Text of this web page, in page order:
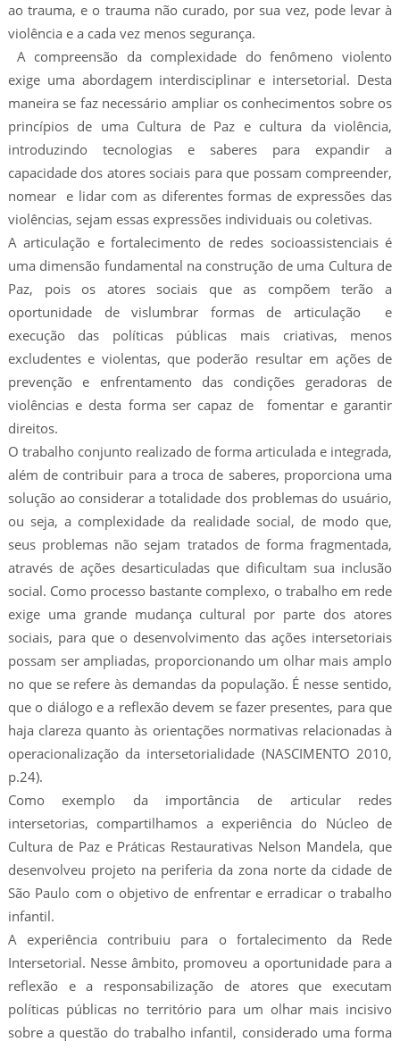
ao trauma, e o trauma não curado, por sua vez, pode levar à
violência e a cada vez menos segurança.
A compreensão da complexidade do fenômeno violento
exige uma abordagem interdisciplinar e intersetorial. Desta
maneira se faz necessário ampliar os conhecimentos sobre os
princípios de uma Cultura de Paz e cultura da violência,
introduzindo tecnologias e saberes para expandir a
capacidade dos atores sociais para que possam compreender,
nomear e lidar com as diferentes formas de expressões das
violências, sejam essas expressões individuais ou coletivas.
A articulação e fortalecimento de redes socioassistenciais é
uma dimensão fundamental na construção de uma Cultura de
Paz, pois os atores sociais que as compõem terão a
oportunidade de vislumbrar formas de articulação e
execução das políticas públicas mais criativas, menos
excludentes e violentas, que poderão resultar em ações de
prevenção e enfrentamento das condições geradoras de
violências e desta forma ser capaz de fomentar e garantir
direitos.
O trabalho conjunto realizado de forma articulada e integrada,
além de contribuir para a troca de saberes, proporciona uma
solução ao considerar a totalidade dos problemas do usuário,
ou seja, a complexidade da realidade social, de modo que,
seus problemas não sejam tratados de forma fragmentada,
através de ações desarticuladas que dificultam sua inclusão
social. Como processo bastante complexo, o trabalho em rede
exige uma grande mudança cultural por parte dos atores
sociais, para que o desenvolvimento das ações intersetoriais
possam ser ampliadas, proporcionando um olhar mais amplo
no que se refere às demandas da população. É nesse sentido,
que o diálogo e a reflexão devem se fazer presentes, para que
haja clareza quanto às orientações normativas relacionadas à
operacionalização da intersetorialidade (NASCIMENTO 2010,
p.24).
Como exemplo da importância de articular redes
intersetorias, compartilhamos a experiência do Núcleo de
Cultura de Paz e Práticas Restaurativas Nelson Mandela, que
desenvolveu projeto na periferia da zona norte da cidade de
São Paulo com o objetivo de enfrentar e erradicar o trabalho
infantil.
A experiência contribuiu para o fortalecimento da Rede
Intersetorial. Nesse âmbito, promoveu a oportunidade para a
reflexão e a responsabilização de atores que executam
políticas públicas no território para um olhar mais incisivo
sobre a questão do trabalho infantil, considerado uma forma